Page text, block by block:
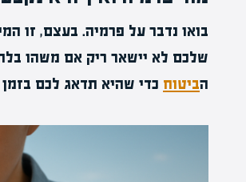
בואו נדבר על פרמיה. בעצם, זו
שלכם לא יישאר ריק אם משהו
הביטוח כדי שהיא תדאג לכם